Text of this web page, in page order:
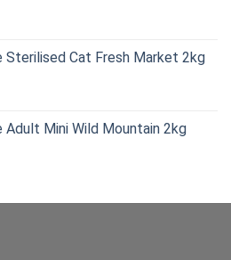
Sterilised Cat Fresh Market 2kg
Adult Mini Wild Mountain 2kg